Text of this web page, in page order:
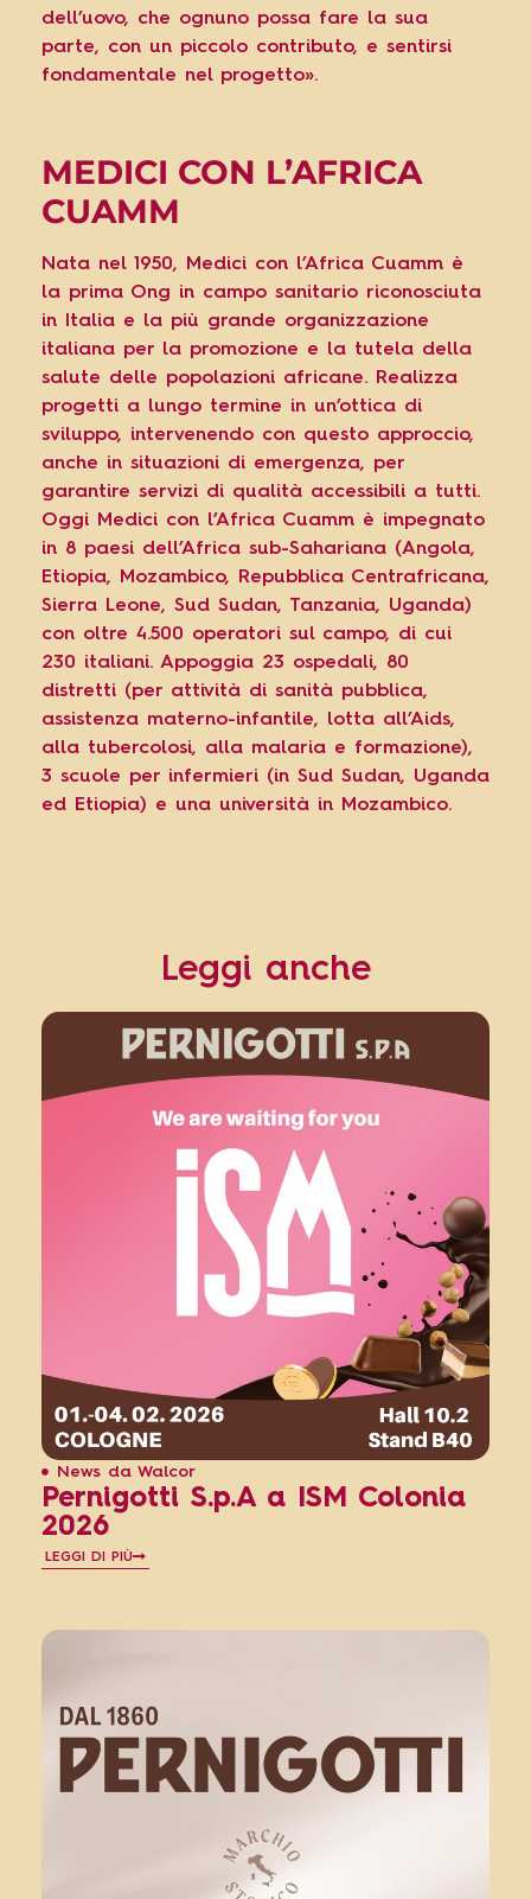
dell’uovo, che ognuno possa fare la sua
parte, con un piccolo contributo, e sentirsi
fondamentale nel progetto».
MEDICI CON L’AFRICA
CUAMM
Nata nel 1950, Medici con l’Africa Cuamm è
la prima Ong in campo sanitario riconosciuta
in Italia e la più grande organizzazione
italiana per la promozione e la tutela della
salute delle popolazioni africane. Realizza
progetti a lungo termine in un’ottica di
sviluppo, intervenendo con questo approccio,
anche in situazioni di emergenza, per
garantire servizi di qualità accessibili a tutti.
Oggi Medici con l’Africa Cuamm è impegnato
in 8 paesi dell’Africa sub-Sahariana (Angola,
Etiopia, Mozambico, Repubblica Centrafricana,
Sierra Leone, Sud Sudan, Tanzania, Uganda)
con oltre 4.500 operatori sul campo, di cui
230 italiani. Appoggia 23 ospedali, 80
distretti (per attività di sanità pubblica,
assistenza materno-infantile, lotta all’Aids,
alla tubercolosi, alla malaria e formazione),
3 scuole per infermieri (in Sud Sudan, Uganda
ed Etiopia) e una università in Mozambico.
Leggi anche
News da Walcor
Pernigotti S.p.A a ISM Colonia
2026
LEGGI DI PIÙ